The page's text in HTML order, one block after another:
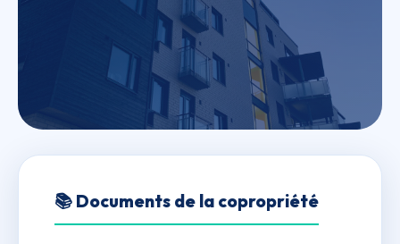
LE SIRIUS
📚 Documents de la copropriété